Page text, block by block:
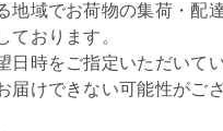
地域でお荷物の集荷・配
ております。
日時をご指定いただいて
届けできない可能性がご